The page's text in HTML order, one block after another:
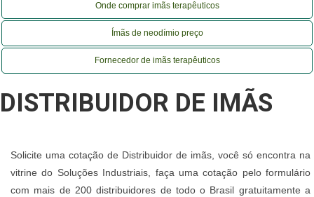
Onde comprar imãs terapêuticos
Ímãs de neodímio preço
Fornecedor de imãs terapêuticos
DISTRIBUIDOR DE IMÃS
Solicite uma cotação de Distribuidor de imãs, você só encontra na
vitrine do Soluções Industriais, faça uma cotação pelo formulário
com mais de 200 distribuidores de todo o Brasil gratuitamente a